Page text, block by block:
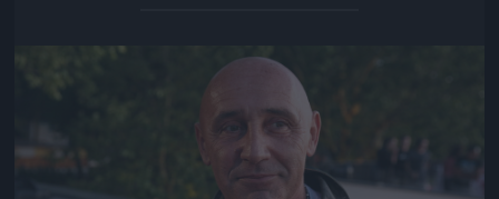
Jön még kép!